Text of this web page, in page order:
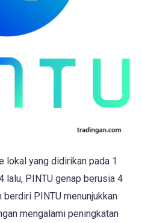
lokal yang didirikan pada 1
lalu, PINTU genap berusia 4
berdiri PINTU menunjukkan
mengalami peningkatan